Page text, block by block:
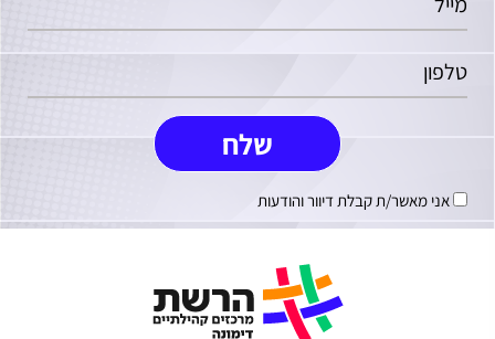
אני מאשר/ת קבלת דיוור והודעות